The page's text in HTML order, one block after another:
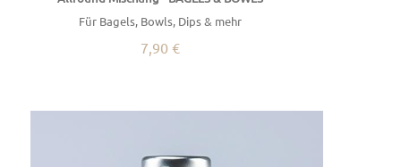
Für Bagels, Bowls, Dips & mehr
7,90 €